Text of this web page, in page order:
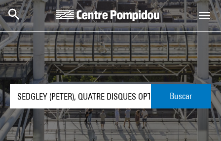
Skip to main content
Centre Pompidou
Buscar